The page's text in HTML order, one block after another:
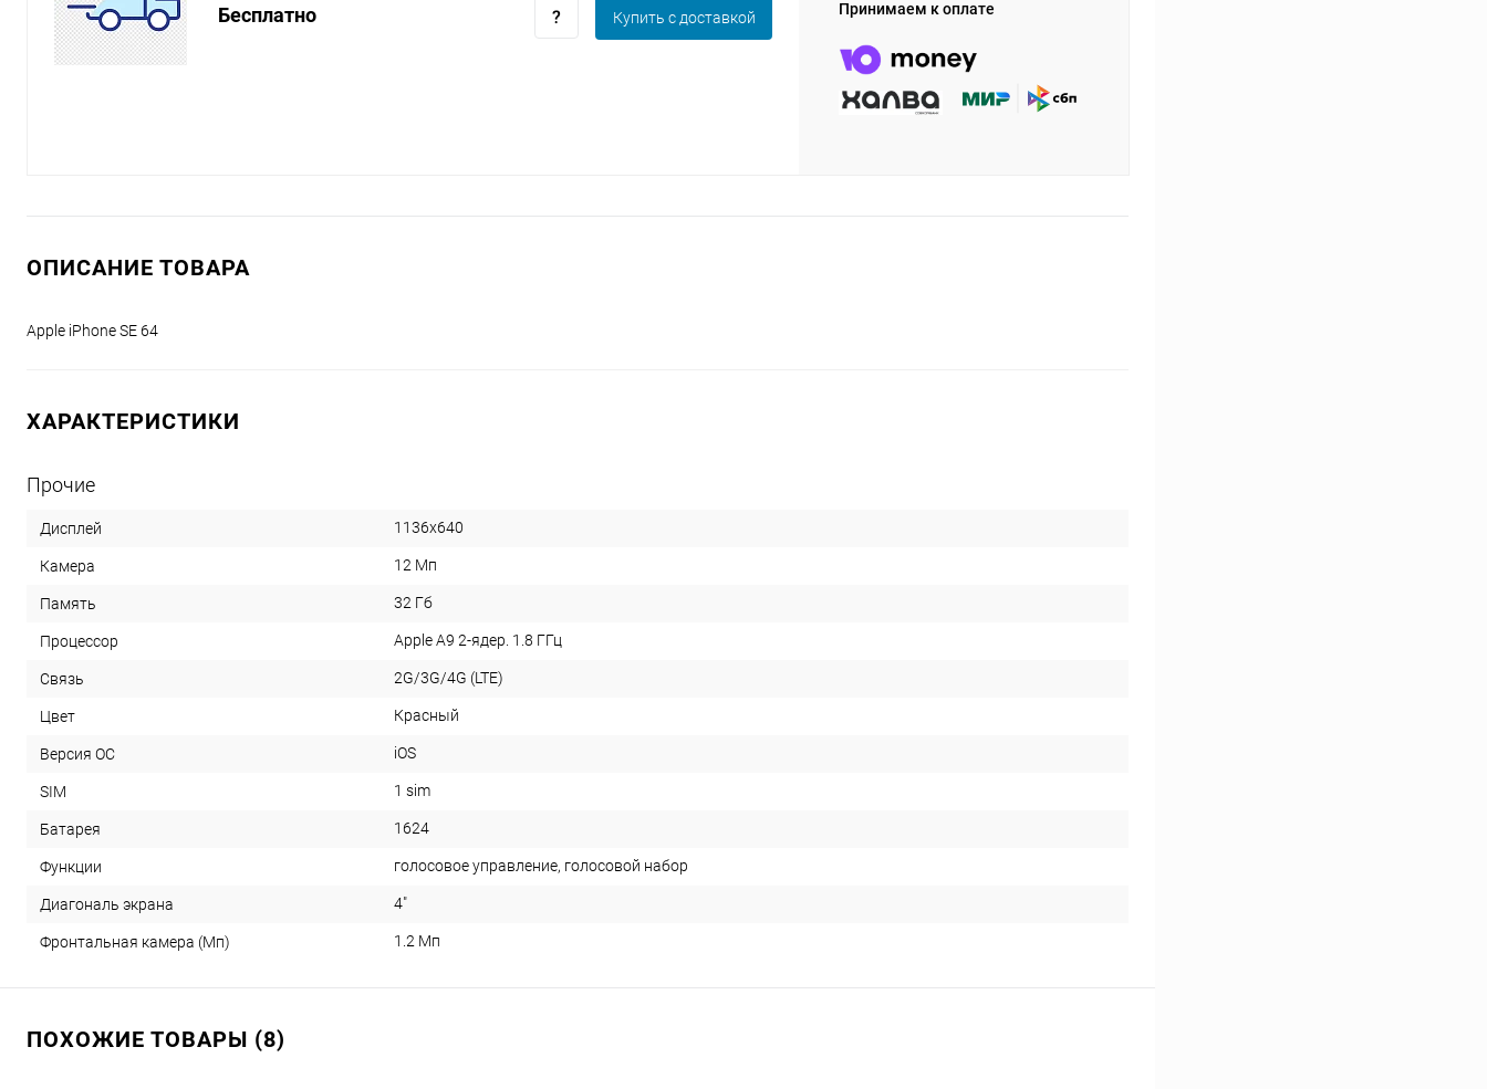
Бесплатно Купить c доставкой Принимаем к оплате
ОПИСАНИЕ ТОВАРА
Apple iPhone SE 64
ХАРАКТЕРИСТИКИ
Прочие
Дисплей 1136x640
Камера 12 Мп
Память 32 Гб
Процессор Apple A9 2-ядер. 1.8 ГГц
Связь 2G/3G/4G (LTE)
Цвет Красный
Версия ОС iOS
SIM 1 sim
Батарея 1624
Функции голосовое управление, голосовой набор
Диагональ экрана 4"
Фронтальная камера (Мп) 1.2 Мп
ПОХОЖИЕ ТОВАРЫ (8)
раз в 2